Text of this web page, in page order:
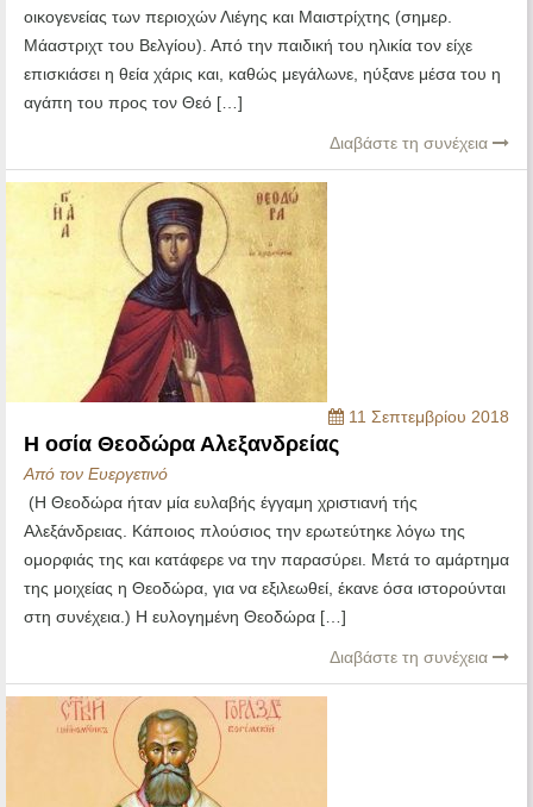
οικογενείας των περιοχών Λιέγης και Μαιστρίχτης (σημερ.
Μάαστριχτ του Βελγίου). Από την παιδική του ηλικία τον είχε
επισκιάσει η θεία χάρις και, καθώς μεγάλωνε, ηύξανε μέσα του η
αγάπη του προς τον Θεό […]
Διαβάστε τη συνέχεια
11 Σεπτεμβρίου 2018
Η οσία Θεοδώρα Αλεξανδρείας
Από τον Ευεργετινό
(Η Θεοδώρα ήταν μία ευλαβής έγγαμη χριστιανή τής
Αλεξάνδρειας. Κάποιος πλούσιος την ερωτεύτηκε λόγω της
ομορφιάς της και κατάφερε να την παρασύρει. Μετά το αμάρτημα
της μοιχείας η Θεοδώρα, για να εξιλεωθεί, έκανε όσα ιστορούνται
στη συνέχεια.) Η ευλογημένη Θεοδώρα […]
Διαβάστε τη συνέχεια